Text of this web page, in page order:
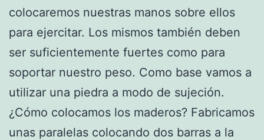
colocaremos nuestras manos sobre ellos
para ejercitar. Los mismos también deben
ser suficientemente fuertes como para
soportar nuestro peso. Como base vamos a
utilizar una piedra a modo de sujeción.
¿Cómo colocamos los maderos? Fabricamos
unas paralelas colocando dos barras a la